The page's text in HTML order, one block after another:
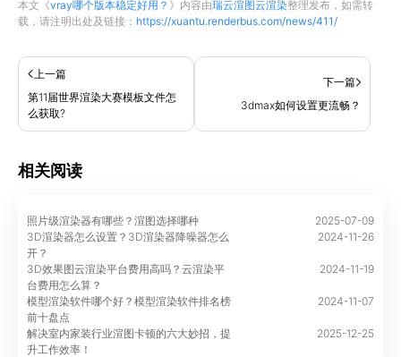
本文《vray哪个版本稳定好用？ 》内容由瑞云渲图云渲染整理发布，如需转
载，请注明出处及链接： https://xuantu.renderbus.com/news/411/
上一篇
第11届世界渲染大赛模板文件怎
么获取?
下一篇
3dmax如何设置更流畅？
相关阅读
照片级渲染器有哪些？渲图选择哪种
2025-07-09
3D渲染器怎么设置？3D渲染器降噪器怎么
开？
2024-11-26
3D效果图云渲染平台费用高吗？云渲染平
台费用怎么算？
2024-11-19
模型渲染软件哪个好？模型渲染软件排名榜
前十盘点
2024-11-07
解决室内家装行业渲图卡顿的六大妙招，提
升工作效率！
2025-12-25